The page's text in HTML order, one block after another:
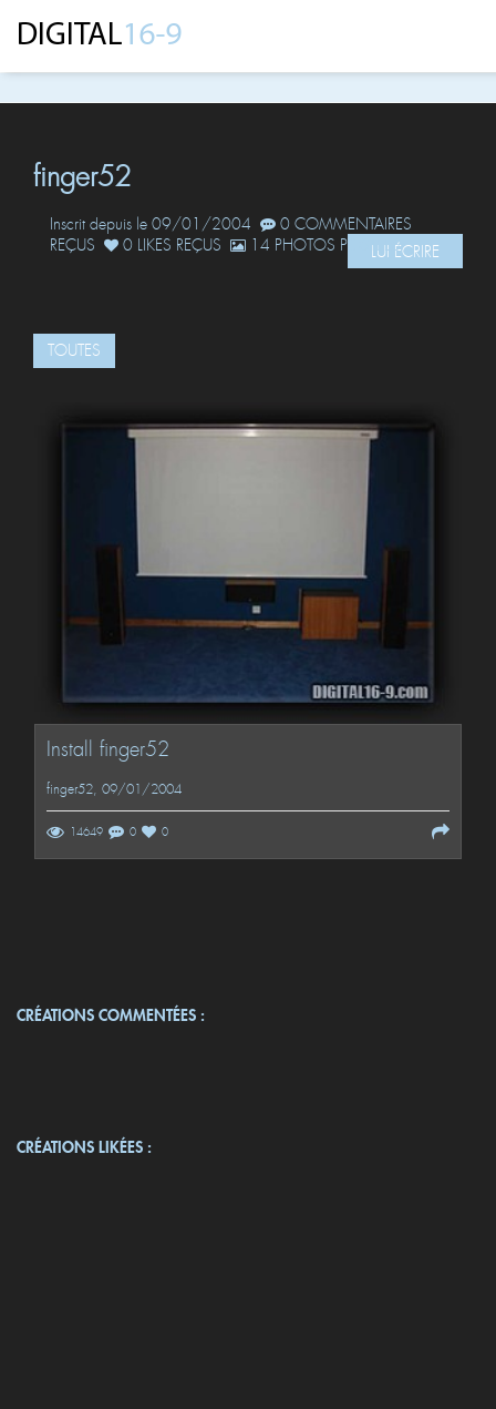
finger52
Inscrit depuis le 09/01/2004
0 COMMENTAIRES
REÇUS
0 LIKES REÇUS 14 PHOTOS POSTÉESLUI ÉCRIRE
TOUTES
Install finger52
finger52, 09/01/2004
14649 0 0
CRÉATIONS COMMENTÉES :
CRÉATIONS LIKÉES :